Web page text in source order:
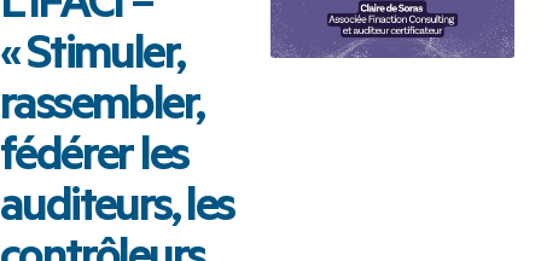
« Stimuler,
rassembler,
fédérer les
auditeurs, les